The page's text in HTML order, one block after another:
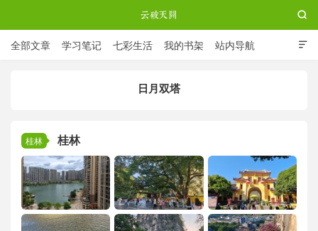

全部文章 学习笔记 七彩生活 我的书架 站内导航

日月双塔
桂林 桂林